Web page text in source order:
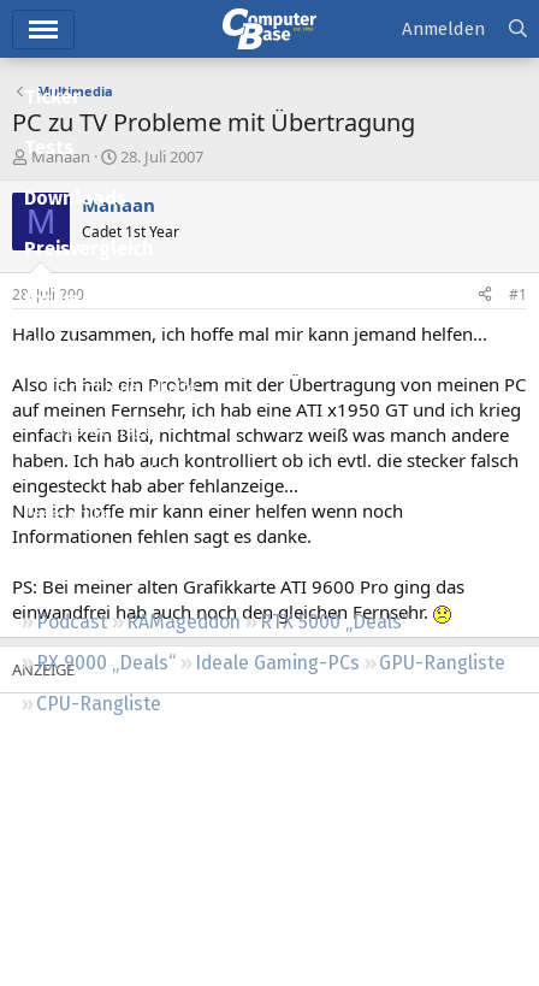
Ticker
Tests
Downloads
Preisvergleich
Forum
Aktuelles
Empfohlene Inhalte
Neue Beiträge
Neueste Aktivitäten
Leserartikel
Podcast RAMageddon
RTX 5000 „Deals“
RX 9000 „Deals“
Ideale Gaming-PCs
GPU-Rangliste
CPU-Rangliste
Anmelden
Multimedia
PC zu TV Probleme mit Übertragung
E
s
t
e
e
r
Manaan
E
s
e
t
a
28. Juli 2007
M Manaan
Cadet 1st Year
28. Juli 2007 #1
Hallo zusammen, ich hoffe mal mir kann jemand helfen...
Also ich hab ein Problem mit der Übertragung von meinen PC
auf meinen Fernsehr, ich hab eine ATI x1950 GT und ich krieg
einfach kein Bild, nichtmal schwarz weiß was manch andere
haben. Ich hab auch kontrolliert ob ich evtl. die stecker falsch
eingesteckt hab aber fehlanzeige...
Nun ich hoffe mir kann einer helfen wenn noch
Informationen fehlen sagt es danke.
PS: Bei meiner alten Grafikkarte ATI 9600 Pro ging das
einwandfrei hab auch noch den gleichen Fernsehr.